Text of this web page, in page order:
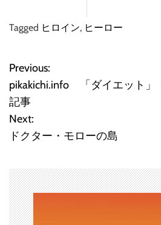
Tagged ヒロイン, ヒーロー
投
稿
ナ
ゲ
ー
Previous:
pikakichi.info 「ダイエット」
記事
Next:
ドクター・モローの島